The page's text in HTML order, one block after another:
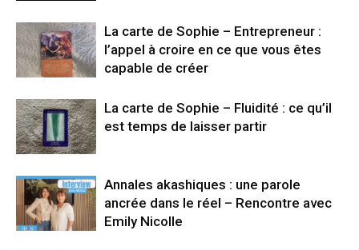
La carte de Sophie – Entrepreneur :
l’appel à croire en ce que vous êtes
capable de créer
La carte de Sophie – Fluidité : ce qu’il
est temps de laisser partir
Annales akashiques : une parole
ancrée dans le réel – Rencontre avec
Emily Nicolle